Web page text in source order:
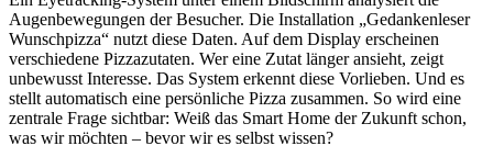
Augenbewegungen der Besucher. Die Installation „Gedankenleser
Wunschpizza“ nutzt diese Daten. Auf dem Display erscheinen
verschiedene Pizzazutaten. Wer eine Zutat länger ansieht, zeigt
unbewusst Interesse. Das System erkennt diese Vorlieben. Und es
stellt automatisch eine persönliche Pizza zusammen. So wird eine
zentrale Frage sichtbar: Weiß das Smart Home der Zukunft schon,
was wir möchten – bevor wir es selbst wissen?